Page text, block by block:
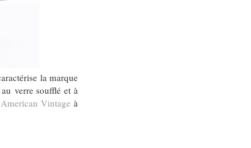
la marque
verre soufflé et à
American Vintage à